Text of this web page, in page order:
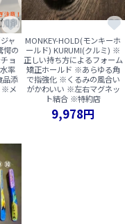
ャ
愕の
ョ
率
添
※メ
MONKEY-HOLD(モンキーホ
ールド) KURUMI(クルミ) ※
正しい持ち方によるフォーム
矯正ホールド ※あらゆる角
で指強化 ※くるみの風合い
がかわいい ※左右マグネッ
ト結合 ※特約店
9,978円